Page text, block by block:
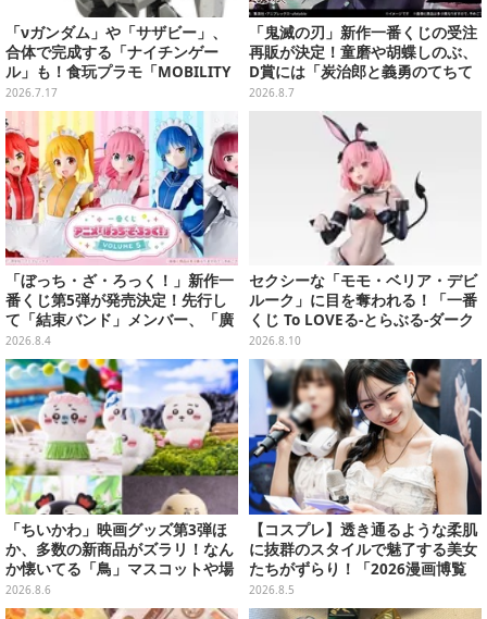
「νガンダム」や「サザビー」、
合体で完成する「ナイチンゲー
ル」も！食玩プラモ「MOBILITY
JOINT GUNDAM」第13弾が12月
発売
2026.7.17
「鬼滅の刃」新作一番くじの受注
再販が決定！童磨や胡蝶しのぶ、
D賞には「炭治郎と義勇のてちて
ちフィギュア」も
2026.8.7
「ぼっち・ざ・ろっく！」新作一
番くじ第5弾が発売決定！先行し
て「結束バンド」メンバー、「廣
井きくり」のメイド衣装フィギュ
アを公開
2026.8.4
セクシーな「モモ・ベリア・デビ
ルーク」に目を奪われる！「一番
くじ To LOVEる-とらぶる-ダーク
ネス」のラストワン賞が公開
2026.8.10
「ちいかわ」映画グッズ第3弾ほ
か、多数の新商品がズラリ！なん
か懐いてる「鳥」マスコットや場
面写アイテムなど必見のラインナ
ップ
2026.8.6
【コスプレ】透き通るような柔肌
に抜群のスタイルで魅了する美女
たちがずらり！「2026漫画博覧
会」美麗コンパニオンまとめ【画
像39枚】
2026.8.5